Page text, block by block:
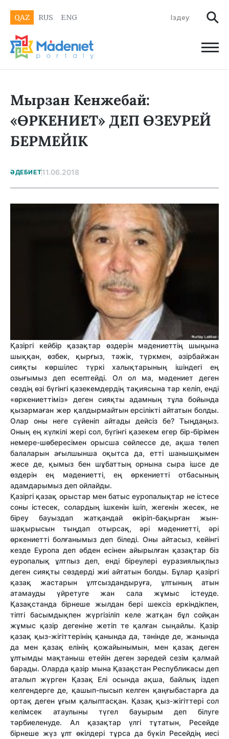
QAZ RUS ENG
Мырзан Кенжебай:
«ӨРКЕНИЕТ» ДЕП ӨЗЕУРЕЙ
БЕРМЕЙІК
ӘДЕБИЕТ11.06.2018
Қазіргі кейбір қазақтар өздерін мәдениеттің шыңына
шыққан, өзбек, қырғыз, тәжік, түркмен, әзірбайжан
сияқты көршілес түркі халықтарының ішіндегі ең
озығымыз деп есептейді. Ол ол ма, мәдениет деген
сөздің өзі бүгінгі қазекемдердің тақиясына тар келіп, енді
«өркениеттіміз» деген сияқты адамның тұла бойында
қызармаған жер қалдырмайтын ерсілікті айтатын болды.
Олар оны неге сүйеніп айтады дейсіз бе? Тыңдаңыз.
Оның ең күлкілі жері сол, бүгінгі қазекем егер бір-бірімен
немере-шөбересімен орысша сөйлессе де, ақша төлеп
балаларын ағылшынша оқытса да, етті шанышқымен
жесе де, қымыз бен шұбаттың орнына сыра ішсе де
өздерін ең мәдениетті, ең өркениетті отбасының
адамдарымыз деп ойлайды.
Қазіргі қазақ орыстар мен батыс еуропалықтар не істесе
соны істесек, солардың ішкенін ішіп, жегенін жесек, не
біреу бауыздап жатқандай өкіріп-бақырған жын­
шақырысын тыңдап отырсақ, әрі мәдениетті, әрі
өркениетті болғанымыз деп біледі. Оны айтасыз, кейінгі
кезде Еуропа деп әбден есінен айырылған қазақтар біз
еуропалық ұлтпыз деп, енді біреулері еуразиялықпыз
деген сияқты сөздерді жиі айтатын болды. Бұлар қазіргі
қазақ жастарын ұлтсыздандыруға, ұлтының атын
атамауды үйретуге жан сала жұмыс істеуде.
Қазақстанда бірнеше жылдан бері шексіз еркіндікпен,
тіпті басымдықпен жүргізіліп келе жатқан бұл сойқан
жұмыс қазір дегеніне жетіп те қалған сыңайлы. Қазір
қазақ қыз-жігіттерінің қанында да, тәнінде де, жанында
да мен қазақ елінің қожайынымын, мен қазақ деген
ұлтымды мақтаныш етейін деген зәредей сезім қалмай
барады. Оларда қазір мына Қазақстан Республикасы деп
аталып жүрген Қазақ Елі осында ақша, байлық іздеп
келгендерге де, қашып-пысып келген қаңғыбастарға да
ортақ деген ұғым қалыптасқан. Қазақ қыз-жігіттері сол
келімсек атаулыны түгел бауырым деп білуге
тәрбиеленуде. Ал қазақтар үлгі тұтатын, Ресейде
бірнеше жүз ұлт өкілдері тұрса да бүкіл Ресейдің иесі